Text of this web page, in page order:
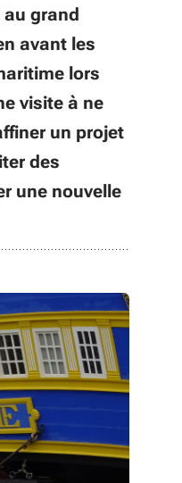
grand
avant les
lors
visite à ne
un projet
des
une nouvelle